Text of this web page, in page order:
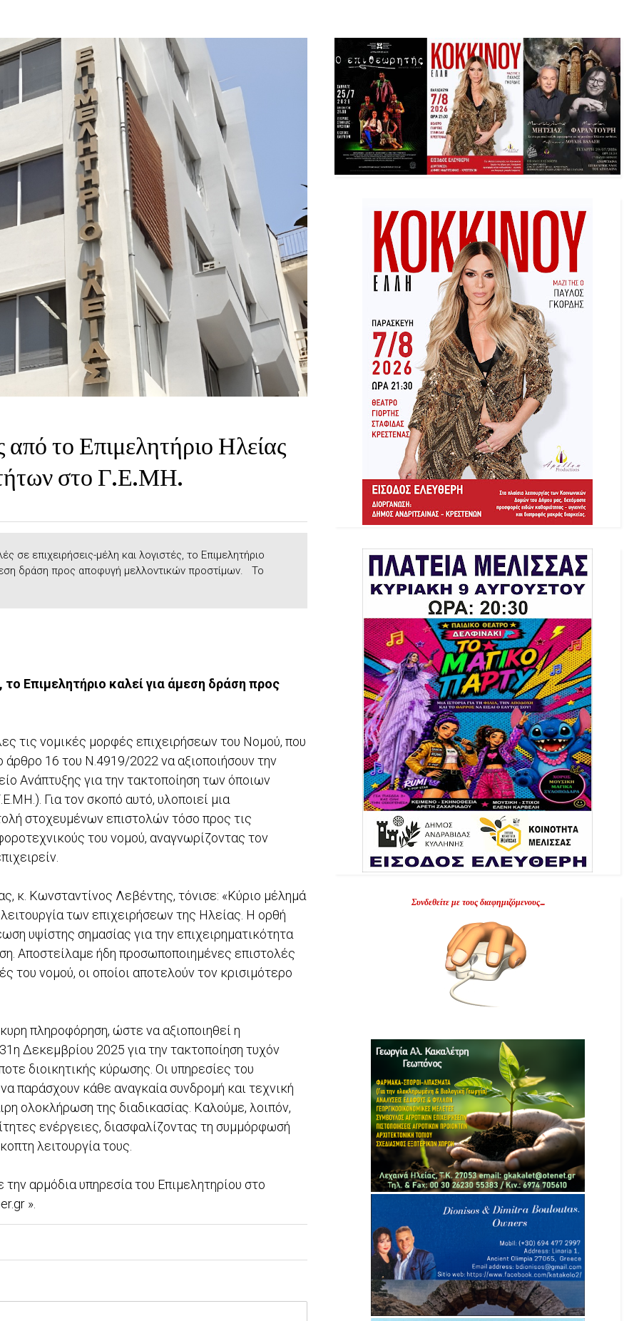
το Επιμελητήριο Ηλείας
στο Γ.Ε.ΜΗ.
σε επιχειρήσεις-μέλη και λογιστές, το Επιμελητήριο
δράση προς αποφυγή μελλοντικών προστίμων. Το
Επιμελητήριο καλεί για άμεση δράση προς
τις νομικές μορφές επιχειρήσεων του Νομού, που
16 του Ν.4919/2022 να αξιοποιήσουν την
Ανάπτυξης για την τακτοποίηση των όποιων
Για τον σκοπό αυτό, υλοποιεί μια
στοχευμένων επιστολών τόσο προς τις
του νομού, αναγνωρίζοντας τον
κ. Κωνσταντίνος Λεβέντης, τόνισε: «Κύριο μέλημά
των επιχειρήσεων της Ηλείας. Η ορθή
υψίστης σημασίας για την επιχειρηματικότητα
Αποστείλαμε ήδη προσωποποιημένες επιστολές
του νομού, οι οποίοι αποτελούν τον κρισιμότερο
πληροφόρηση, ώστε να αξιοποιηθεί η
Δεκεμβρίου 2025 για την τακτοποίηση τυχόν
διοικητικής κύρωσης. Οι υπηρεσίες του
παράσχουν κάθε αναγκαία συνδρομή και τεχνική
ολοκλήρωση της διαδικασίας. Καλούμε, λοιπόν,
ενέργειες, διασφαλίζοντας τη συμμόρφωσή
λειτουργία τους.
αρμόδια υπηρεσία του Επιμελητηρίου στο
».
Συνδεθείτε με τους διαφημιζόμενους...